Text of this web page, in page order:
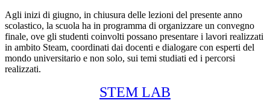
Agli inizi di giugno, in chiusura delle lezioni del presente anno
scolastico, la scuola ha in programma di organizzare un convegno
finale, ove gli studenti coinvolti possano presentare i lavori realizzati
in ambito Steam, coordinati dai docenti e dialogare con esperti del
mondo universitario e non solo, sui temi studiati ed i percorsi
realizzati.
STEM LAB